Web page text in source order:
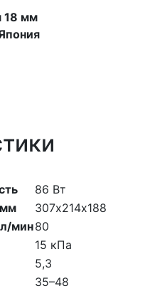
18 мм
86 Вт
307х214х188
мин80
15 кПа
5,3
35–48